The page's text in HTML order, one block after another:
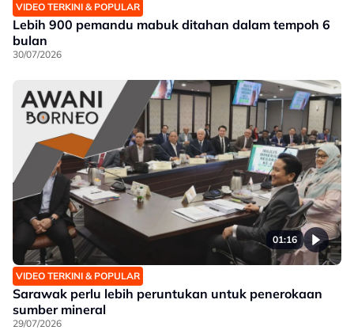
VIDEO TERKINI & POPULAR
Lebih 900 pemandu mabuk ditahan dalam tempoh 6
bulan
30/07/2026
01:16
VIDEO TERKINI & POPULAR
Sarawak perlu lebih peruntukan untuk penerokaan
sumber mineral
29/07/2026